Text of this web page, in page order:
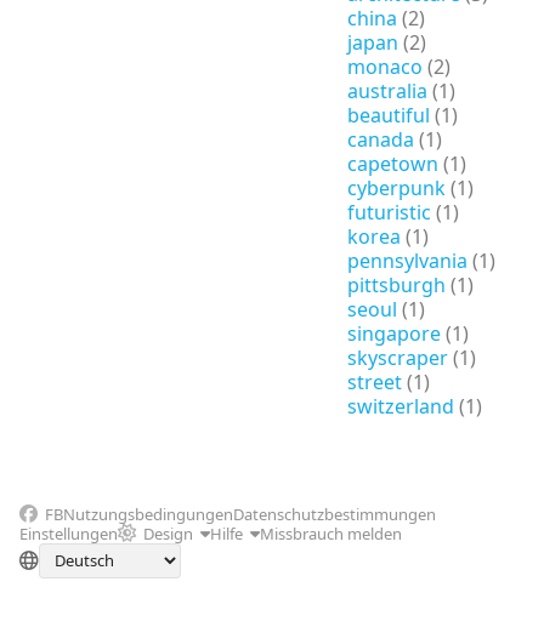
china (2)
japan (2)
monaco (2)
australia (1)
beautiful (1)
canada (1)
capetown (1)
cyberpunk(1)
futuristic (1)
korea (1)
pennsylvania (1)
pittsburgh (1)
seoul (1)
singapore(1)
skyscraper(1)
street(1)
switzerland (1)
FBNutzungsbedingungenDatenschutzbestimmungen
Einstellungen
Design Hilfe Missbrauch melden